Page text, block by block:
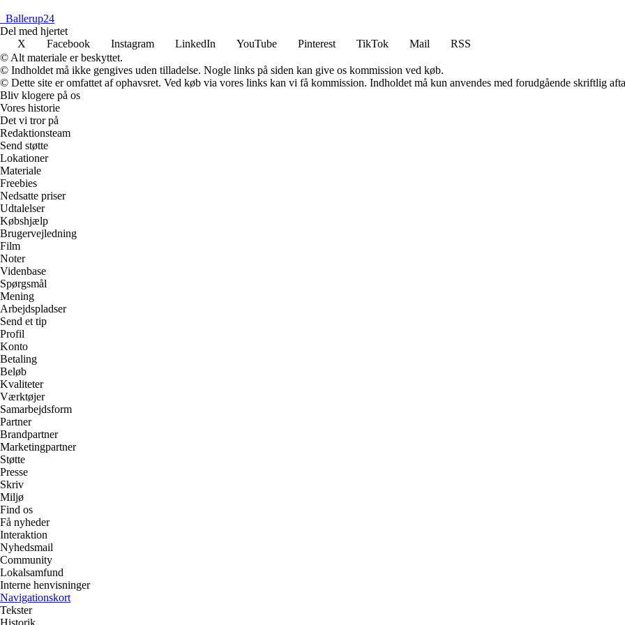
Ballerup24
Del med hjertet
X
Facebook Instagram LinkedIn YouTube Pinterest TikTok Mail
RSS
© Alt materiale er beskyttet.
© Indholdet må ikke gengives uden tilladelse. Nogle links på siden kan give os kommission ved køb.
© Dette site er omfattet af ophavsret. Ved køb via vores links kan vi få kommission. Indholdet må kun anvendes med forudgående skriftlig
Bliv klogere på os
Vores historie
Det vi tror på
Redaktionsteam
Send støtte
Lokationer
Materiale
Freebies
Nedsatte priser
Udtalelser
Købshjælp
Brugervejledning
Film
Noter
Videnbase
Spørgsmål
Mening
Arbejdspladser
Send et tip
Profil
Konto
Betaling
Beløb
Kvaliteter
Værktøjer
Samarbejdsform
Partner
Brandpartner
Marketingpartner
Støtte
Presse
Skriv
Miljø
Find os
Få nyheder
Interaktion
Nyhedsmail
Community
Lokalsamfund
Interne henvisninger
Navigationskort
Tekster
Historik